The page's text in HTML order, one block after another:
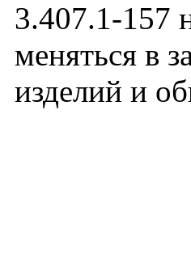
3.407.1-157
меняться в
изделий и